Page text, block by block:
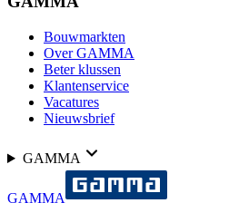
Bouwmarkten
Over GAMMA
Beter klussen
Klantenservice
Vacatures
Nieuwsbrief
GAMMA
GAMMA